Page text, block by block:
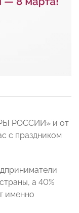
РОССИИ» и от
с праздником
а 40%
именно